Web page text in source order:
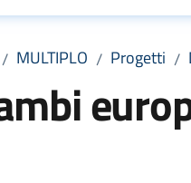
/ MULTIPLO / Progetti /